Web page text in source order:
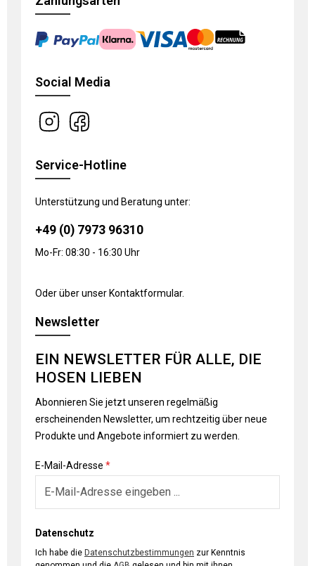
Social Media
Service-Hotline
Unterstützung und Beratung unter:
+49 (0) 7973 96310
Mo-Fr: 08:30 - 16:30 Uhr
Oder über unser Kontaktformular.
Newsletter
EIN NEWSLETTER FÜR ALLE, DIE
HOSEN LIEBEN
Abonnieren Sie jetzt unseren regelmäßig
erscheinenden Newsletter, um rechtzeitig über neue
Produkte und Angebote informiert zu werden.
E-Mail-Adresse *
Datenschutz
Ich habe die Datenschutzbestimmungen